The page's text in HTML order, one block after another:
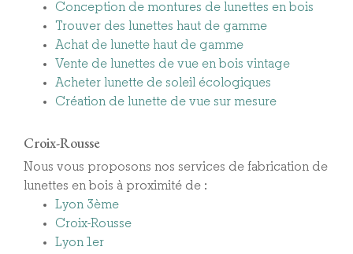
Conception de montures de lunettes en bois
Trouver des lunettes haut de gamme
Achat de lunette haut de gamme
Vente de lunettes de vue en bois vintage
Acheter lunette de soleil écologiques
Création de lunette de vue sur mesure
Croix-Rousse
Nous vous proposons nos services de fabrication de
lunettes en bois à proximité de :
Lyon 3ème
Croix-Rousse
Lyon 1er